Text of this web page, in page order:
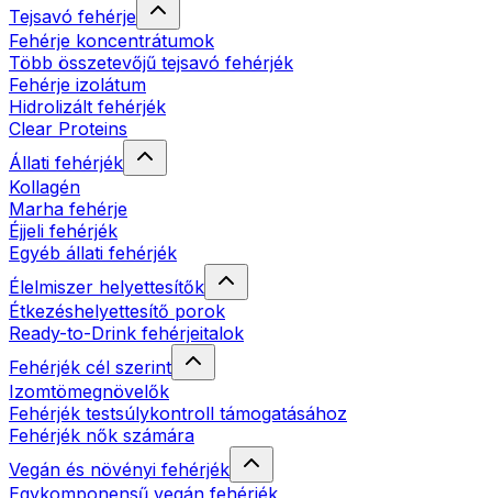
Tejsavó fehérje
Fehérje koncentrátumok
Több összetevőjű tejsavó fehérjék
Fehérje izolátum
Hidrolizált fehérjék
Clear Proteins
Állati fehérjék
Kollagén
Marha fehérje
Éjjeli fehérjék
Egyéb állati fehérjék
Élelmiszer helyettesítők
Étkezéshelyettesítő porok
Ready-to-Drink fehérjeitalok
Fehérjék cél szerint
Izomtömegnövelők
Fehérjék testsúlykontroll támogatásához
Fehérjék nők számára
Vegán és növényi fehérjék